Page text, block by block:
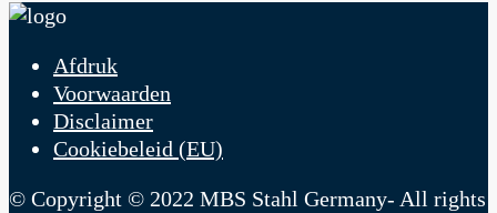
Afdruk
Voorwaarden
Disclaimer
Cookiebeleid (EU)
© Copyright © 2022 MBS Stahl Germany- All rights